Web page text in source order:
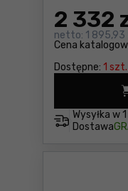
Cena
2 332
netto: 1 895,93
Dostępne: 1 szt.
Wysyłka w
Dostawa